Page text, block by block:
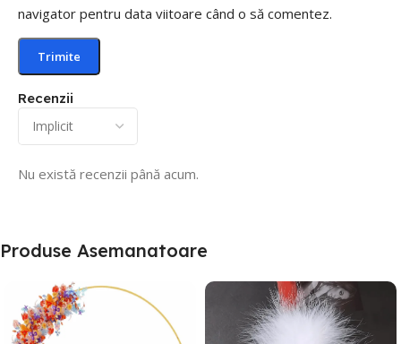
Recenzii
Nu există recenzii până acum.
navigator pentru data viitoare când o să comentez.
Produse Asemanatoare